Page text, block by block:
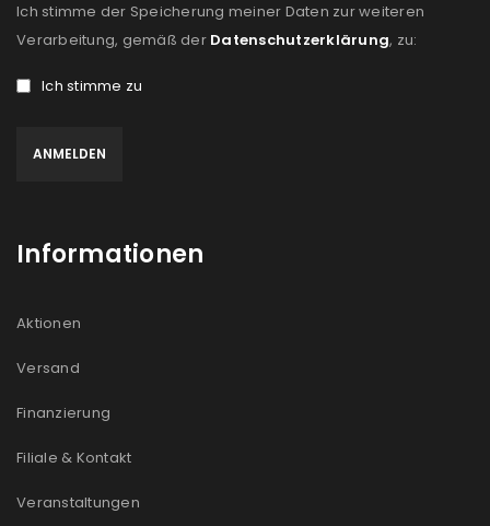
Ich stimme der Speicherung meiner Daten zur weiteren
Verarbeitung, gemäß der Datenschutzerklärung, zu:
Ich stimme zu
Informationen
Aktionen
Versand
Finanzierung
Filiale & Kontakt
Veranstaltungen